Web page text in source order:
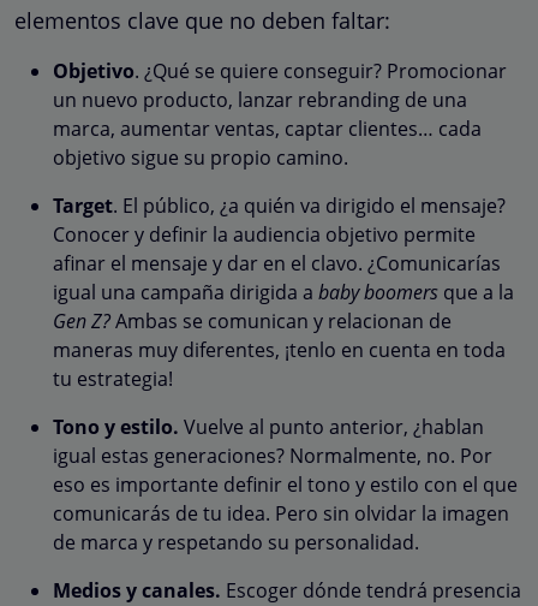
elementos clave que no deben faltar:
Objetivo. ¿Qué se quiere conseguir? Promocionar
un nuevo producto, lanzar rebranding de una
marca, aumentar ventas, captar clientes… cada
objetivo sigue su propio camino.
Target. El público, ¿a quién va dirigido el mensaje?
Conocer y definir la audiencia objetivo permite
afinar el mensaje y dar en el clavo. ¿Comunicarías
igual una campaña dirigida a baby boomers que a la
Gen Z?Ambas se comunican y relacionan de
maneras muy diferentes, ¡tenlo en cuenta en toda
tu estrategia!
Tono y estilo. Vuelve al punto anterior, ¿hablan
igual estas generaciones? Normalmente, no. Por
eso es importante definir el tono y estilo con el que
comunicarás de tu idea. Pero sin olvidar la imagen
de marca y respetando su personalidad.
Medios y canales. Escoger dónde tendrá presencia